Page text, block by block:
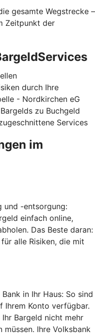
gesamte Wegstrecke –
Zeitpunkt der
durch Ihre
- Nordkirchen eG
zu Buchgeld
Services
im
und -entsorgung:
einfach online,
Das Beste daran:
alle Risiken, die mit
in Ihr Haus: So sind
Ihrem Konto verfügbar.
Bargeld nicht mehr
müssen. Ihre Volksbank